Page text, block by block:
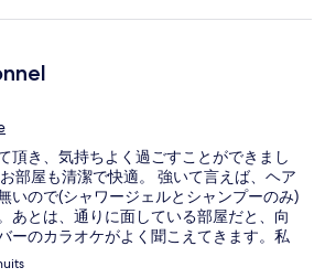
頂き、気持ちよく過ごすことができまし
部屋も清潔で快適。 強いて言えば、ヘア
いので(シャワージェルとシャンプーのみ)
あとは、通りに面している部屋だと、向
ーのカラオケがよく聞こえてきます。私
しまいましたが。 独り旅で快適に過ごせ